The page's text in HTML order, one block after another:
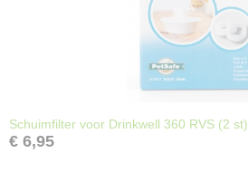
Schuimfilter voor Drinkwell 360 RVS (2 st)
€ 6,95